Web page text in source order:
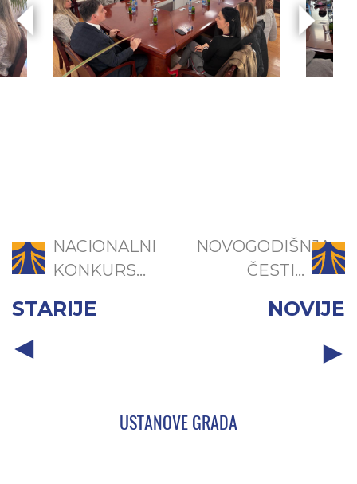
NACIONALNI
KONKURS...
STARIJE
NOVOGODIŠNJA
ČESTI...
NOVIJE
USTANOVE GRADA